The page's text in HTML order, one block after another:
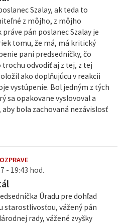
Szalay, ak teda to
z môjho, z môjho
pán poslanec Szalay je
tomu, že má, má kritický
pani predsedníčky, čo
odvodiť aj z tej, z tej
ako doplňujúcu v reakcii
vystúpenie. Bol jedným z tých
sa opakovane vyslovoval a
aby bola zachovaná nezávislosť
- 19:43 hod.
Úradu pre dohľad
starostlivosťou, vážený pán
rady, vážené zvyšky